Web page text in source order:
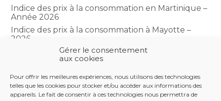
Gérer le consentement
aux cookies
Pour offrir les meilleures expériences, nous utilisons des technologies
telles que les cookies pour stocker et/ou accéder aux informations des
appareils. Le fait de consentir à ces technologies nous permettra de
Indice des prix à la consommation en Martinique –
Année 2026
Indice des prix à la consommation à Mayotte –
2026
Indice du climat des affaires dans le BTP – Année
COMMENTAIRES RÉCENTS